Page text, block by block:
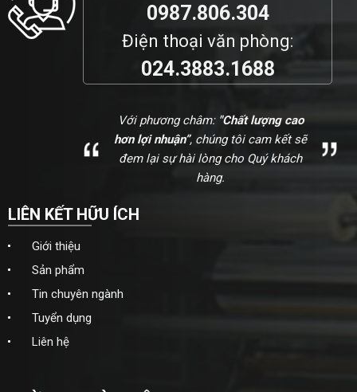
0987.806.304
Điện thoại văn phòng:
024.3883.1688
Với phương châm:"Chất lượng cao
hơn lợi nhuận”, chúng tôi cam kết sẽ
đem lại sự hài lòng cho Quý khách
hàng.
LIÊN KẾT HỮU ÍCH
Giới thiệu
Sản phẩm
Tin chuyên ngành
Tuyển dụng
Liên hệ